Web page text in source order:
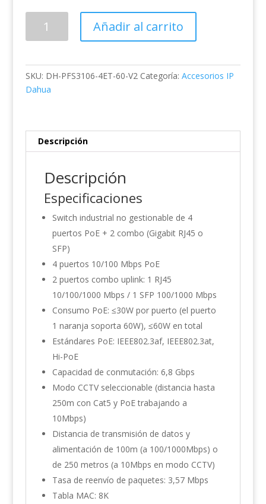
60-
V2
Añadir al carrito
SKU: DH-PFS3106-4ET-60-V2 Categoría: Accesorios IP
Dahua
Descripción
Descripción
Especificaciones
Switch industrial no gestionable de 4
puertos PoE + 2 combo (Gigabit RJ45 o
SFP)
4 puertos 10/100 Mbps PoE
2 puertos combo uplink: 1 RJ45
10/100/1000 Mbps / 1 SFP 100/1000 Mbps
Consumo PoE: ≤30W por puerto (el puerto
1 naranja soporta 60W), ≤60W en total
Estándares PoE: IEEE802.3af, IEEE802.3at,
Hi-PoE
Capacidad de conmutación: 6,8 Gbps
Modo CCTV seleccionable (distancia hasta
250m con Cat5 y PoE trabajando a
10Mbps)
Distancia de transmisión de datos y
alimentación de 100m (a 100/1000Mbps) o
de 250 metros (a 10Mbps en modo CCTV)
Tasa de reenvío de paquetes: 3,57 Mbps
Tabla MAC: 8K